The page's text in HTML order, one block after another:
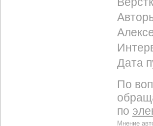
Дата
По
по
Мнение